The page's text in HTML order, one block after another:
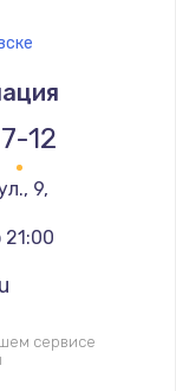
12
9,
сервисе